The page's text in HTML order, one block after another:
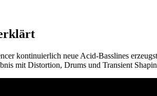
kontinuierlich neue Acid-Basslines
mit Distortion, Drums und Transient